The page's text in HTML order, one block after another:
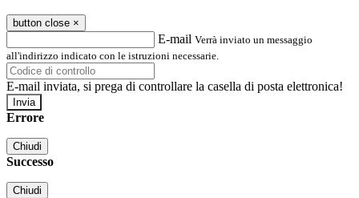
button close ×
E-mail Verrà inviato un messaggio
all'indirizzo indicato con le istruzioni necessarie.
E-mail inviata, si prega di controllare la casella di posta elettronica!
Errore
Chiudi
Successo
Chiudi